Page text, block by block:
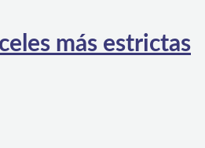
más estrictas